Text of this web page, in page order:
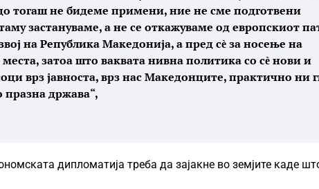
тогаш не бидеме примени, ние не сме подготвени
застануваме, а не се откажуваме од европскиот
на Република Македонија, а пред сѐ за носење на
затоа што ваквата нивна политика со сѐ нови и
врз јавноста, врз нас Македонците, практично ни
држава“,
дипломатија треба да зајакне во земјите каде